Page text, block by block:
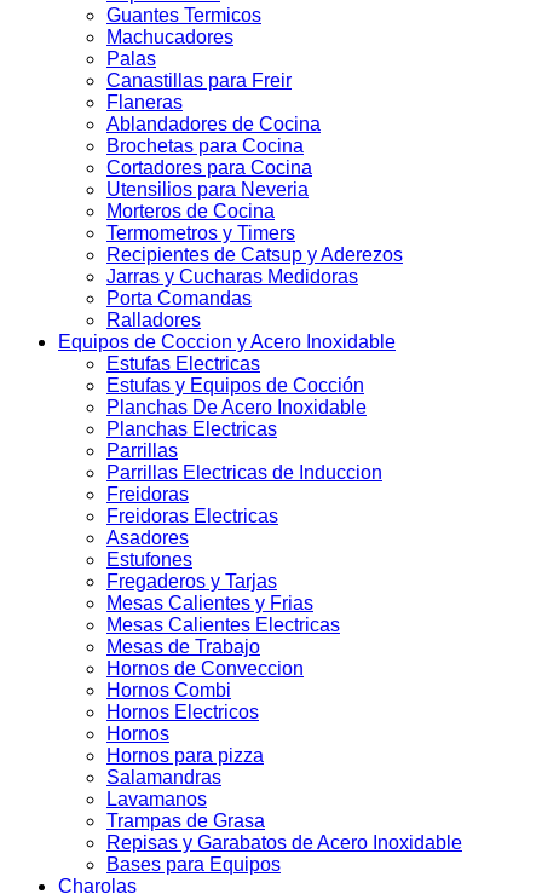
Guantes Termicos
Machucadores
Palas
Canastillas para Freir
Flaneras
Ablandadores de Cocina
Brochetas para Cocina
Cortadores para Cocina
Utensilios para Neveria
Morteros de Cocina
Termometros y Timers
Recipientes de Catsup y Aderezos
Jarras y Cucharas Medidoras
Porta Comandas
Ralladores
Equipos de Coccion y Acero Inoxidable
Estufas Electricas
Estufas y Equipos de Cocción
Planchas De Acero Inoxidable
Planchas Electricas
Parrillas
Parrillas Electricas de Induccion
Freidoras
Freidoras Electricas
Asadores
Estufones
Fregaderos y Tarjas
Mesas Calientes y Frias
Mesas Calientes Electricas
Mesas de Trabajo
Hornos de Conveccion
Hornos Combi
Hornos Electricos
Hornos
Hornos para pizza
Salamandras
Lavamanos
Trampas de Grasa
Repisas y Garabatos de Acero Inoxidable
Bases para Equipos
Charolas